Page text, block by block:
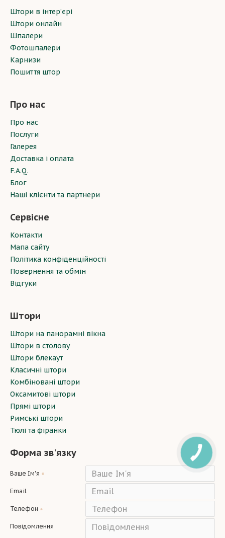
Штори в інтер’єрі
Штори онлайн
Шпалери
Фотошпалери
Карнизи
Пошиття штор
Про нас
Про нас
Послуги
Галерея
Доставка і оплата
F.A.Q.
Блог
Наші клієнти та партнери
Сервісне
Контакти
Мапа сайту
Політика конфіденційності
Повернення та обмін
Відгуки
Штори
Штори на панорамні вікна
Штори в столову
Штори блекаут
Класичні штори
Комбіновані штори
Оксамитові штори
Прямі штори
Римські штори
Тюлі та фіранки
Форма зв'язку
Ваше Ім'я
Email
Телефон
Повідомлення